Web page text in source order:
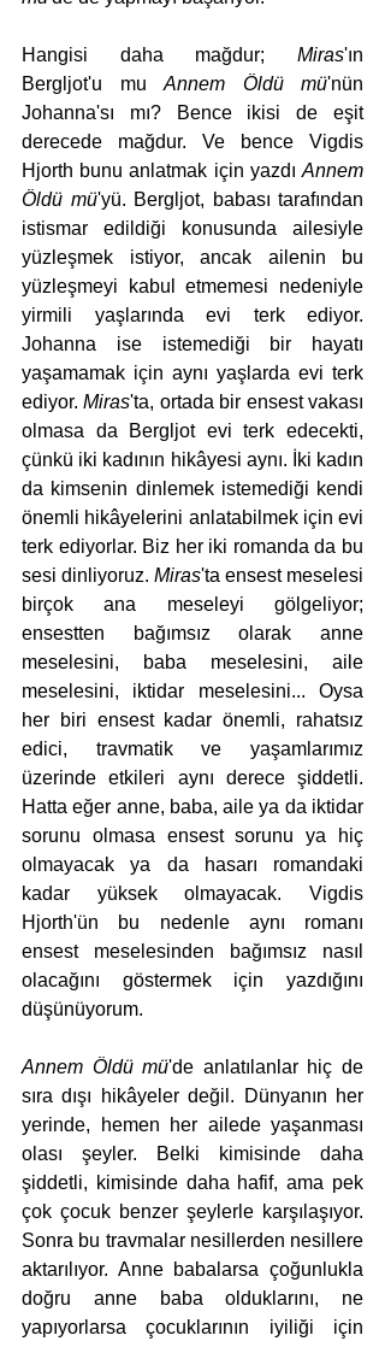
Hangisi daha mağdur; Miras'ın
Bergljot'u mu Annem Öldü mü'nün
Johanna'sı mı? Bence ikisi de eşit
derecede mağdur. Ve bence Vigdis
Hjorth bunu anlatmak için yazdı Annem
Öldü mü'yü. Bergljot, babası tarafından
istismar edildiği konusunda ailesiyle
yüzleşmek istiyor, ancak ailenin bu
yüzleşmeyi kabul etmemesi nedeniyle
yirmili yaşlarında evi terk ediyor.
Johanna ise istemediği bir hayatı
yaşamamak için aynı yaşlarda evi terk
ediyor. Miras'ta, ortada bir ensest vakası
olmasa da Bergljot evi terk edecekti,
çünkü iki kadının hikâyesi aynı. İki kadın
da kimsenin dinlemek istemediği kendi
önemli hikâyelerini anlatabilmek için evi
terk ediyorlar. Biz her iki romanda da bu
sesi dinliyoruz. Miras'ta ensest meselesi
birçok ana meseleyi gölgeliyor;
ensestten bağımsız olarak anne
meselesini, baba meselesini, aile
meselesini, iktidar meselesini... Oysa
her biri ensest kadar önemli, rahatsız
edici, travmatik ve yaşamlarımız
üzerinde etkileri aynı derece şiddetli.
Hatta eğer anne, baba, aile ya da iktidar
sorunu olmasa ensest sorunu ya hiç
olmayacak ya da hasarı romandaki
kadar yüksek olmayacak. Vigdis
Hjorth'ün bu nedenle aynı romanı
ensest meselesinden bağımsız nasıl
olacağını göstermek için yazdığını
düşünüyorum.
Annem Öldü mü'de anlatılanlar hiç de
sıra dışı hikâyeler değil. Dünyanın her
yerinde, hemen her ailede yaşanması
olası şeyler. Belki kimisinde daha
şiddetli, kimisinde daha hafif, ama pek
çok çocuk benzer şeylerle karşılaşıyor.
Sonra bu travmalar nesillerden nesillere
aktarılıyor. Anne babalarsa çoğunlukla
doğru anne baba olduklarını, ne
yapıyorlarsa çocuklarının iyiliği için